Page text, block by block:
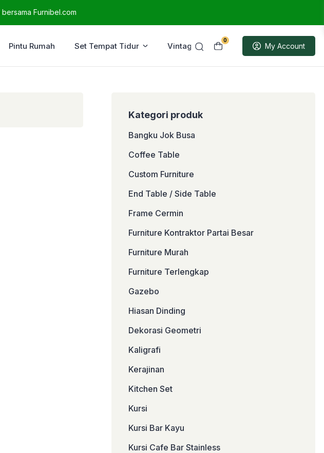
bersama Furnibel.com
0
My Account
Pintu Rumah Set Tempat Tidur Vintage Sample
Kategori produk
Bangku Jok Busa
Coffee Table
Custom Furniture
End Table / Side Table
Frame Cermin
Furniture Kontraktor Partai Besar
Furniture Murah
Furniture Terlengkap
Gazebo
Hiasan Dinding
Dekorasi Geometri
Kaligrafi
Kerajinan
Kitchen Set
Kursi
Kursi Bar Kayu
Kursi Cafe Bar Stainless